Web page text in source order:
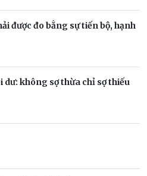
được đo bằng sự tiến bộ, hạnh
dư: không sợ thừa chỉ sợ thiếu